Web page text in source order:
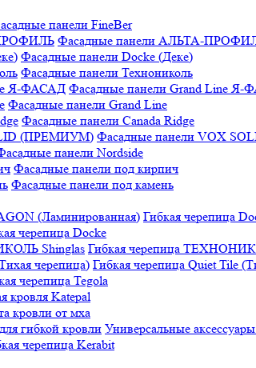
панели FineBer
Фасадные панели АЛЬТА-
Фасадные панели Docke (Деке)
Фасадные панели Технониколь
Фасадные панели Grand Line
Фасадные панели Grand Line
Фасадные панели Canada Ridge
Фасадные панели VOX
панели Nordside
Фасадные панели под кирпич
Фасадные панели под камень
Гибкая черепица
черепица Docke
Гибкая черепица
Гибкая черепица Quiet Tile
черепица Tegola
кровля Katepal
кровли от мха
Универсальные
черепица Kerabit